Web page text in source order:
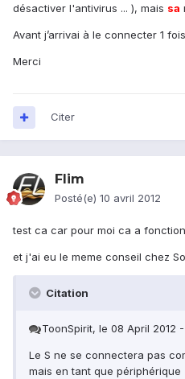
désactiver l'antivirus ... ), mais sa
Avant j’arrivai à le connecter 1
Merci
Citer
Flim
Posté(e) 10 avril 2012
test ca car pour moi ca a
et j'ai eu le meme conseil chez
Citation
ToonSpirit, le 08 April 2012
Le S ne se connectera pas
mais en tant que périphérique